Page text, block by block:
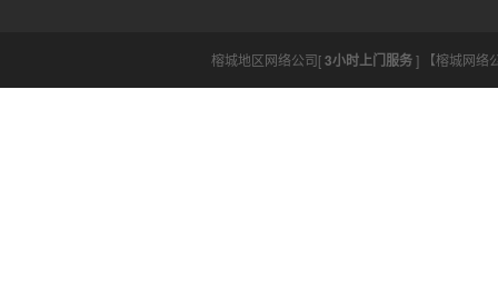
榕城地区网络公司[3小时上门服务] 【榕城网络